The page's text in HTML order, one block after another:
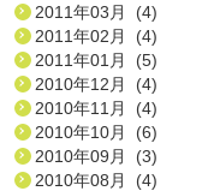
2011年03月 (4)
2011年02月 (4)
2011年01月 (5)
2010年12月 (4)
2010年11月 (4)
2010年10月 (6)
2010年09月 (3)
2010年08月 (4)